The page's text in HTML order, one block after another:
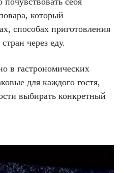
который
способах приготовления
через еду.
в гастрономических
для каждого гостя,
выбирать конкретный